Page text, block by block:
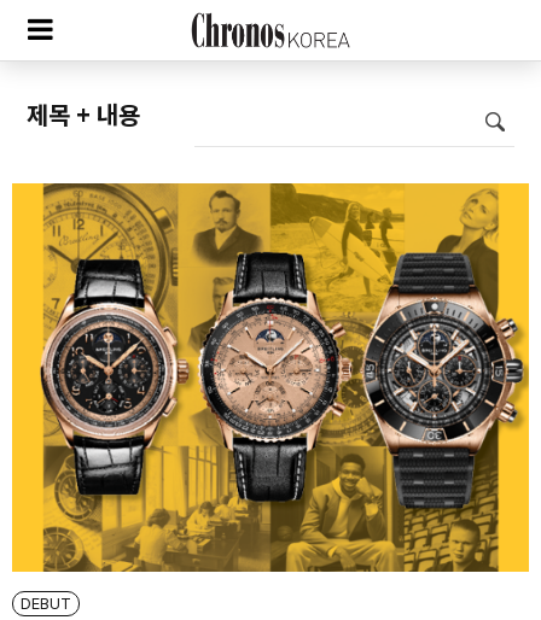
DEBUT